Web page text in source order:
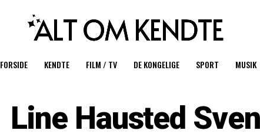
FORSIDE KENDTE FILM / TV DE KONGELIGE SPORT MUSIK
Line Hausted